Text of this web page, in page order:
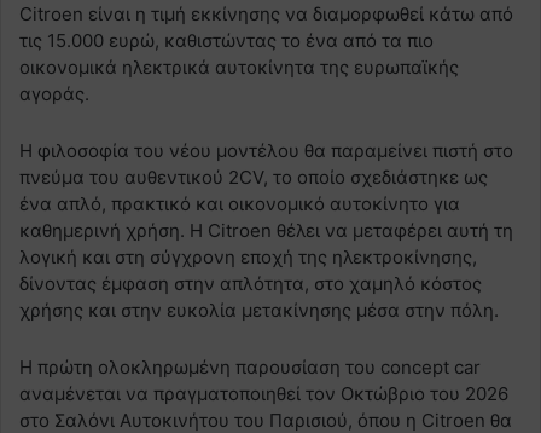
Citroen είναι η τιμή εκκίνησης να διαμορφωθεί κάτω από
τις 15.000 ευρώ, καθιστώντας το ένα από τα πιο
οικονομικά ηλεκτρικά αυτοκίνητα της ευρωπαϊκής
αγοράς.
Η φιλοσοφία του νέου μοντέλου θα παραμείνει πιστή στο
πνεύμα του αυθεντικού 2CV, το οποίο σχεδιάστηκε ως
ένα απλό, πρακτικό και οικονομικό αυτοκίνητο για
καθημερινή χρήση. Η Citroen θέλει να μεταφέρει αυτή τη
λογική και στη σύγχρονη εποχή της ηλεκτροκίνησης,
δίνοντας έμφαση στην απλότητα, στο χαμηλό κόστος
χρήσης και στην ευκολία μετακίνησης μέσα στην πόλη.
Η πρώτη ολοκληρωμένη παρουσίαση του concept car
αναμένεται να πραγματοποιηθεί τον Οκτώβριο του 2026
στο Σαλόνι Αυτοκινήτου του Παρισιού, όπου η Citroen θα